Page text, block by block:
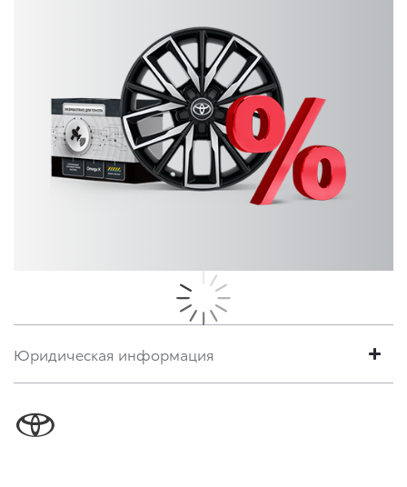
Юридическая информация